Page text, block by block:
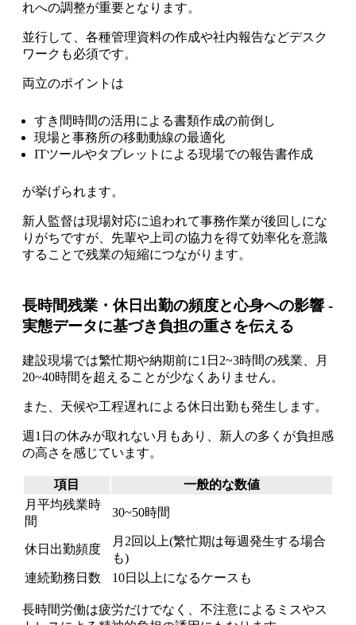
れへの調整が重要となります。
並行して、各種管理資料の作成や社内報告などデスク
ワークも必須です。
両立のポイントは
すき間時間の活用による書類作成の前倒し
現場と事務所の移動動線の最適化
ITツールやタブレットによる現場での報告書作成
が挙げられます。
新人監督は現場対応に追われて事務作業が後回しにな
りがちですが、先輩や上司の協力を得て効率化を意識
することで残業の短縮につながります。
長時間残業・休日出勤の頻度と心身への影響 -
実態データに基づき負担の重さを伝える
建設現場では繁忙期や納期前に1日2~3時間の残業、月
20~40時間を超えることが少なくありません。
また、天候や工程遅れによる休日出勤も発生します。
週1日の休みが取れない月もあり、新人の多くが負担感
の高さを感じています。
項目
一般的な数値
月平均残業時
間
30~50時間
休日出勤頻度
月2回以上(繁忙期は毎週発生する場合
も)
連続勤務日数
10日以上になるケースも
長時間労働は疲労だけでなく、不注意によるミスやス